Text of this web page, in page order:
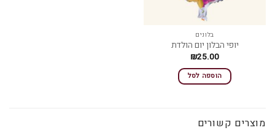
בלונים
יופי הבלון יום הולדת
₪25.00
הוספה לסל
מוצרים קשורים